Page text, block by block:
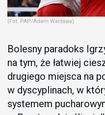
(Fot. PAP/Adam Warżawa)
Bolesny paradoks
na tym, że łatwiej
drugiego miejsca na
w dyscyplinach, w
systemem